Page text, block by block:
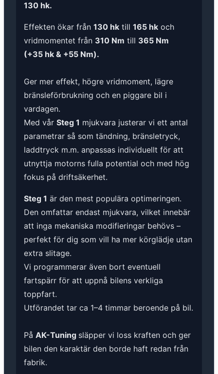
130 hk.
Effekten ökar från 130 hk till 165 hk och
vridmomentet från 310 Nm till 365 Nm
(+35 hk & +55 Nm).
Ger mer effekt, högre vridmoment, lägre
bränsleförbrukning och en piggare bil i
vardagen.
Med vår Steg 1 mjukvara justerar vi ett antal
parametrar så som tändning, bränsletryck,
laddtryck m.m. anpassas individuellt för att
utnyttja motorns fulla potential och med hög
fokus på driftsäkerhet.
Steg 1 är den mest populära optimeringen.
Den omfattar endast mjukvara, vilket innebär
att inga mekaniska modifieringar behövs –
perfekt för dig som vill ha mer körglädje utan
extra slitage.
Vi programmerar även bort eventuell
fartspärr för att uppnå bilens verkliga
toppfart.
Utförandet tar ca 1–4 timmar beroende på bil.
På AK-Tuning släpper vi loss kraften och ger
bilen den karaktär den borde haft redan från
fabrik.